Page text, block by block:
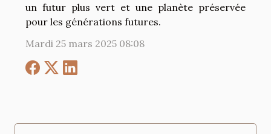
un futur plus vert et une planète préservée
pour les générations futures.
Mardi 25 mars 2025 08:08